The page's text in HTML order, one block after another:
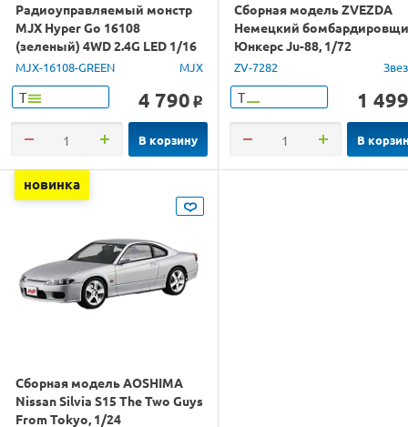
Радиоуправляемый монстр
MJX Hyper Go 16108
(зеленый) 4WD 2.4G LED 1/16
RTR
MJX-16108-GREEN MJX
Т 4 790 o
В корзину
Сборная модель ZVEZDA
Немецкий
Юнкерс Ju-88, 1/72
ZV-7282
Т 1 499
В
новинка
Сборная модель AOSHIMA
Nissan Silvia S15 The Two Guys
From Tokyo, 1/24